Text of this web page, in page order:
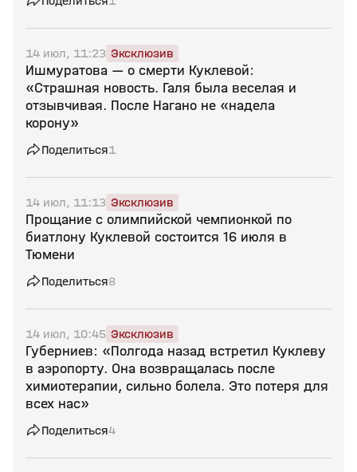
14 июл, 11:23 Эксклюзив
Ишмуратова — о смерти Куклевой:
«Страшная новость. Галя была веселая и
отзывчивая. После Нагано не «надела
корону»
Поделиться1
14 июл, 11:13 Эксклюзив
Прощание с олимпийской чемпионкой по
биатлону Куклевой состоится 16 июля в
Тюмени
Поделиться8
14 июл, 10:45 Эксклюзив
Губерниев: «Полгода назад встретил Куклеву
в аэропорту. Она возвращалась после
химиотерапии, сильно болела. Это потеря для
всех нас»
Поделиться4